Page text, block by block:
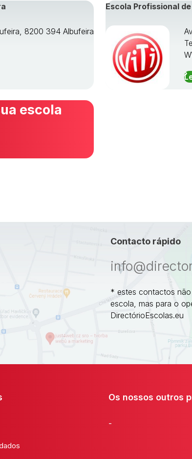
8200 394 Albufeira
Escola Profissional
escola
Contacto rápido
* estes contactos
escola, mas para o
DirectórioEscolas.eu
Os nossos outros
-